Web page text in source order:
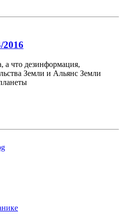
2016
а что дезинформация,
Земли и Альянс Земли